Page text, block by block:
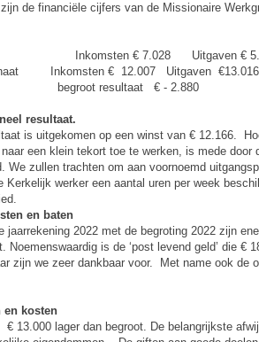
de financiële cijfers van de Missionaire
€ 7.028 Uitgaven € 5.155
Inkomsten € 12.007 Uitgaven
resultaat € - 2.880
resultaat.
is uitgekomen op een winst van € 12.166.
een klein tekort toe te werken, is mede door
We zullen trachten om aan voornoemd
Kerkelijk werker een aantal uren per week
en baten
jaarrekening 2022 met de begroting 2022 zijn
Noemenswaardig is de ‘post levend geld’ die €
zijn we zeer dankbaar voor. Met name ook de
en kosten
13.000 lager dan begroot. De belangrijkste